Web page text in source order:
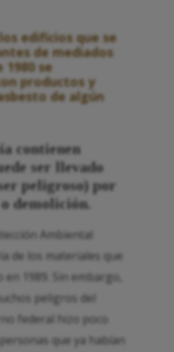
edificios que se
de mediados
1980 se
productos y
de algún
contienen
ser llevado
peligroso) por
demolición.
Ambiental
de los materiales que
1989. Sin embargo,
peligros del
federal hizo poco
que ya habían